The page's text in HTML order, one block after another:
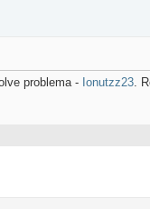
problema - Ionutzz23.